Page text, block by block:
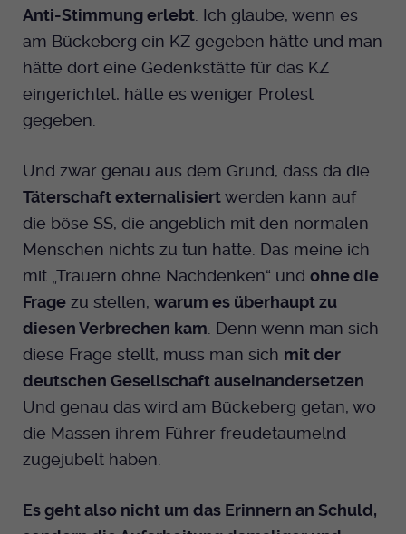
Anti-Stimmung erlebt. Ich glaube, wenn es
am Bückeberg ein KZ gegeben hätte und man
hätte dort eine Gedenkstätte für das KZ
eingerichtet, hätte es weniger Protest
gegeben.
Und zwar genau aus dem Grund, dass da die
Täterschaft externalisiertwerden kann auf
die böse SS, die angeblich mit den normalen
Menschen nichts zu tun hatte. Das meine ich
mit „Trauern ohne Nachdenken“ und ohne die
Frage zu stellen, warum es überhaupt zu
diesen Verbrechen kam. Denn wenn man sich
diese Frage stellt, muss man sich mit der
deutschen Gesellschaft auseinandersetzen.
Und genau das wird am Bückeberg getan, wo
die Massen ihrem Führer freudetaumelnd
zugejubelt haben.
Es geht also nicht um das Erinnern an Schuld,